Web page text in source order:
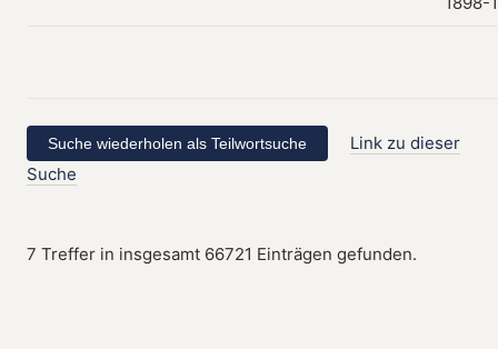
Link zu dieser
Suche
7 Treffer in insgesamt 66721 Einträgen gefunden.